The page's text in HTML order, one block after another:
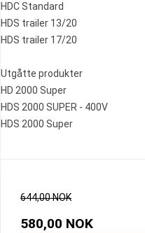
HDC Standard
HDS trailer 13/20
HDS trailer 17/20
Utgåtte produkter
HD 2000 Super
HDS 2000 SUPER - 400V
HDS 2000 Super
644,00 NOK
580,00 NOK